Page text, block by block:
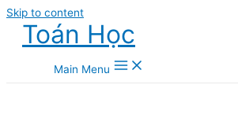
Skip to content
Toán Học
Main Menu